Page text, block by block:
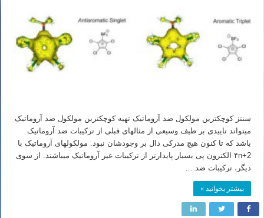
سنتز کوچکترین مولکول ضد آروماتیک تهیه کوچکترین مولکول ضد آروماتیک
میتواند تاییدی بر طیف وسیعی از مثالهای قبلی از ترکیبات ضد آروماتیک
باشد که تا کنون هیچ مدرکی دال بر وجودشان نبود. مولکولهای آروماتیک با
۴n+2 الکترون پی بسیار پایدارتر از ترکیبات غیر آروماتیک میباشند. از سوی
دیگر، ترکیبات ضد …
بیشتر بخوانید »